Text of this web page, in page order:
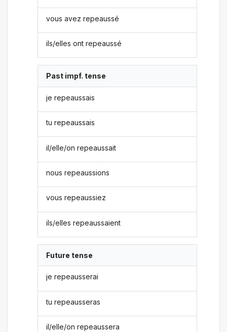
vous avez repeaussé
ils/elles ont repeaussé
Past impf. tense
je repeaussais
tu repeaussais
il/elle/on repeaussait
nous repeaussions
vous repeaussiez
ils/elles repeaussaient
Future tense
je repeausserai
tu repeausseras
il/elle/on repeaussera